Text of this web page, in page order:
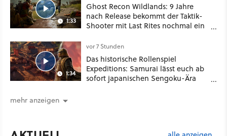
1:33
Ghost Recon Wildlands: 9 Jahre
nach Release bekommt der Taktik-
Shooter mit Last Rites nochmal ein
1:34
vor 7 Stunden
Das historische Rollenspiel
Expeditions: Samurai lässt euch ab
sofort japanischen Sengoku-Ära
mehr anzeigen